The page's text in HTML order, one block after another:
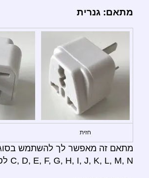
מתאם: גנרית
חזית
C, D, E, F, G, H, I, J, K, L, M, N לסוגי שקעים: I.